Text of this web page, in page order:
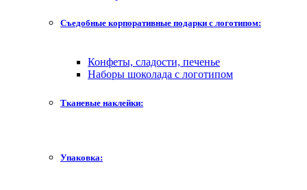
Съедобные корпоративные подарки с логотипом:
Конфеты, сладости, печенье
Наборы шоколада с логотипом
Тканевые наклейки:
Упаковка: